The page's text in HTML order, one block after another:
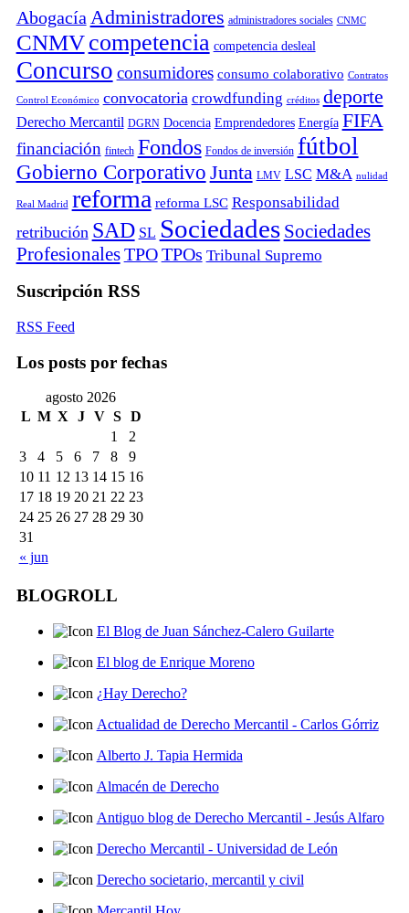
Abogacía Administradores administradores sociales CNMC
CNMV competencia competencia desleal
Concurso consumidores consumo colaborativo Contratos
Control Económico convocatoria crowdfunding créditos deporte
Derecho Mercantil DGRN Docencia Emprendedores Energía FIFA
financiación fintech Fondos Fondos de inversión fútbol
Gobierno Corporativo Junta LMV LSC M&A nulidad
Real Madrid reforma reforma LSC Responsabilidad
retribución SAD SL Sociedades Sociedades
Profesionales TPO TPOs Tribunal Supremo
Suscripción RSS
RSS Feed
Los posts por fechas
agosto 2026
L M X J V S D
« jun
1
2
3
4 5 6 7 8
9
10 11 12 13 14 15 16
17 18 19 20 21 22 23
24 25 26 27 28 29 30
31
BLOGROLL
El Blog de Juan Sánchez-Calero Guilarte
El blog de Enrique Moreno
¿Hay Derecho?
Actualidad de Derecho Mercantil - Carlos Górriz
Alberto J. Tapia Hermida
Almacén de Derecho
Antiguo blog de Derecho Mercantil - Jesús Alfaro
Derecho Mercantil - Universidad de León
Derecho societario, mercantil y civil